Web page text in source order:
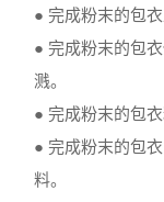
● 完成粉末的包
● 完成粉末的包
溅。
● 完成粉末的包
● 完成粉末的包
料。